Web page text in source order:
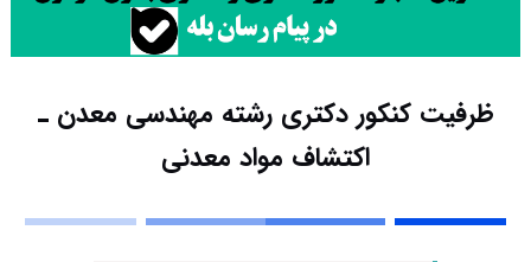
ظرفیت کنکور دکتری رشته ﻣﻬﻨﺪسی ﻣﻌﺪن ـ
اﻛﺘﺸﺎف مواد معدنی